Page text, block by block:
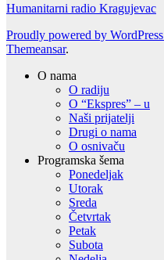
Humanitarni radio Kragujevac
Proudly powered by WordPress
Themeansar.
O nama
O radiju
O “Ekspres” – u
Naši prijatelji
Drugi o nama
O osnivaču
Programska šema
Ponedeljak
Utorak
Sreda
Četvrtak
Petak
Subota